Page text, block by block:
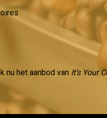
nu het aanbod van It’s Your